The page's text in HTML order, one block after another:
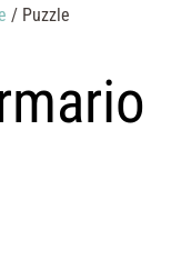
/ Puzzle